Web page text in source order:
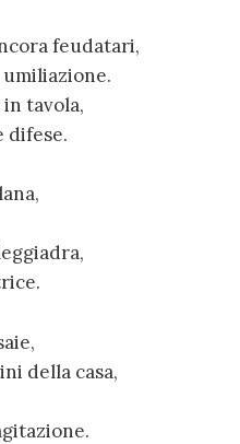
feudatari,
tavola,
difese.
della casa,